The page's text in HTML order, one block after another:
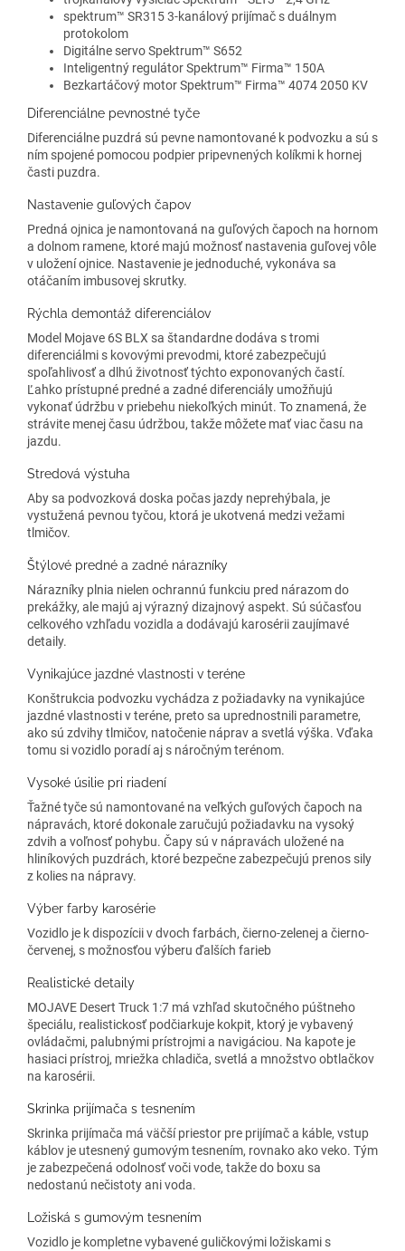
spektrum™ SR315 3-kanálový prijímač s duálnym
protokolom
Digitálne servo Spektrum™ S652
Inteligentný regulátor Spektrum™ Firma™ 150A
Bezkartáčový motor Spektrum™ Firma™ 4074 2050 KV
Diferenciálne pevnostné tyče
Diferenciálne puzdrá sú pevne namontované k podvozku a sú s
ním spojené pomocou podpier pripevnených kolíkmi k hornej
časti puzdra.
Nastavenie guľových čapov
Predná ojnica je namontovaná na guľových čapoch na hornom
a dolnom ramene, ktoré majú možnosť nastavenia guľovej vôle
v uložení ojnice. Nastavenie je jednoduché, vykonáva sa
otáčaním imbusovej skrutky.
Rýchla demontáž diferenciálov
Model Mojave 6S BLX sa štandardne dodáva s tromi
diferenciálmi s kovovými prevodmi, ktoré zabezpečujú
spoľahlivosť a dlhú životnosť týchto exponovaných častí.
Ľahko prístupné predné a zadné diferenciály umožňujú
vykonať údržbu v priebehu niekoľkých minút. To znamená, že
strávite menej času údržbou, takže môžete mať viac času na
jazdu.
Stredová výstuha
Aby sa podvozková doska počas jazdy neprehýbala, je
vystužená pevnou tyčou, ktorá je ukotvená medzi vežami
tlmičov.
Štýlové predné a zadné nárazníky
Nárazníky plnia nielen ochrannú funkciu pred nárazom do
prekážky, ale majú aj výrazný dizajnový aspekt. Sú súčasťou
celkového vzhľadu vozidla a dodávajú karosérii zaujímavé
detaily.
Vynikajúce jazdné vlastnosti v teréne
Konštrukcia podvozku vychádza z požiadavky na vynikajúce
jazdné vlastnosti v teréne, preto sa uprednostnili parametre,
ako sú zdvihy tlmičov, natočenie náprav a svetlá výška. Vďaka
tomu si vozidlo poradí aj s náročným terénom.
Vysoké úsilie pri riadení
Ťažné tyče sú namontované na veľkých guľových čapoch na
nápravách, ktoré dokonale zaručujú požiadavku na vysoký
zdvih a voľnosť pohybu. Čapy sú v nápravách uložené na
hliníkových puzdrách, ktoré bezpečne zabezpečujú prenos sily
z kolies na nápravy.
Výber farby karosérie
Vozidlo je k dispozícii v dvoch farbách, čierno-zelenej a čierno-
červenej, s možnosťou výberu ďalších farieb
Realistické detaily
MOJAVE Desert Truck 1:7 má vzhľad skutočného púštneho
špeciálu, realistickosť podčiarkuje kokpit, ktorý je vybavený
ovládačmi, palubnými prístrojmi a navigáciou. Na kapote je
hasiaci prístroj, mriežka chladiča, svetlá a množstvo obtlačkov
na karosérii.
Skrinka prijímača s tesnením
Skrinka prijímača má väčší priestor pre prijímač a káble, vstup
káblov je utesnený gumovým tesnením, rovnako ako veko. Tým
je zabezpečená odolnosť voči vode, takže do boxu sa
nedostanú nečistoty ani voda.
Ložiská s gumovým tesnením
Vozidlo je kompletne vybavené guličkovými ložiskami s